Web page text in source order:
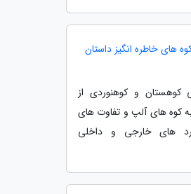
های خاطره انگیز داستان
کوهستان و کوهنوردی از
کوه های آلپ و تفاوت های
های خارجی و داخلی